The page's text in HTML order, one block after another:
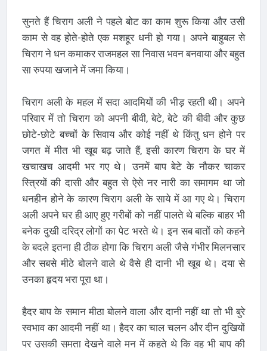
सुनते हैं चिराग अली ने पहले बोट का काम शुरू किया और उसी
काम से वह होते-होते एक मशहूर धनी हो गया। अपने बाहुबल से
चिराग ने धन कमाकर राजमहल सा निवास भवन बनवाया और बहुत
सा रुपया खजाने में जमा किया।
चिराग अली के महल में सदा आदमियों की भीड़ रहती थी। अपने
परिवार में तो चिराग को अपनी बीवी, बेटे, बेटे की बीवी और कुछ
छोटे-छोटे बच्चों के सिवाय और कोई नहीं थे किंतु धन होने पर
जगत में मीत भी खूब बढ़ जाते हैं, इसी कारण चिराग के घर में
खचाखच आदमी भर गए थे। उनमें बाप बेटे के नौकर चाकर
स्त्रियों की दासी और बहुत से ऐसे नर नारी का समागम था जो
धनहीन होने के कारण चिराग अली के साये में आ गए थे। चिराग
अली अपने घर ही आए हुए गरीबों को नहीं पालते थे बल्कि बाहर भी
बनेक दुखी दरिद्र लोगों का पेट भरते थे। इन सब बातों को कहने
के बदले इतना ही ठीक होगा कि चिराग अली जैसे गंभीर मिलनसार
और सबसे मीठे बोलने वाले थे वैसे ही दानी भी खूब थे। दया से
उनका हृदय भरा पूरा था।
हैदर बाप के समान मीठा बोलने वाला और दानी नहीं था तो भी बुरे
स्वभाव का आदमी नहीं था। हैदर का चाल चलन और दीन दुखियों
पर उसकी समता देखने वाले मन में कहते थे कि वह भी बाप की